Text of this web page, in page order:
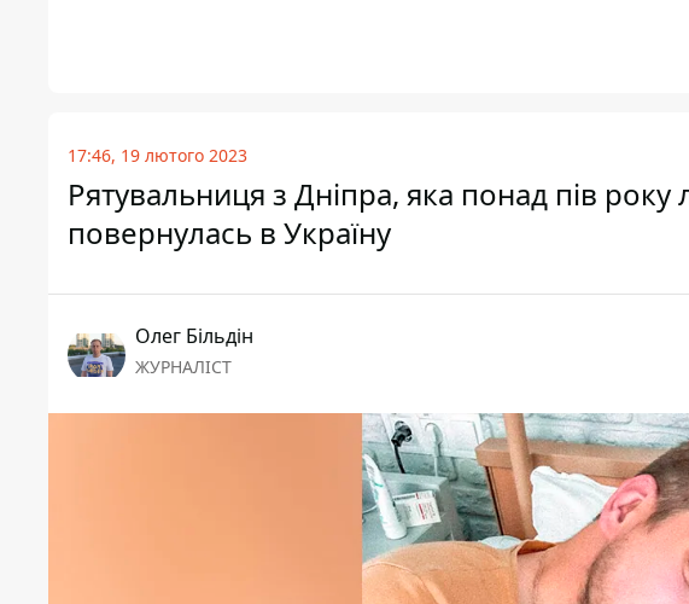
17:46, 19 лютого 2023
Рятувальниця з Дніпра, яка понад пів року
повернулась в Україну
Олег Більдін
ЖУРНАЛІСТ